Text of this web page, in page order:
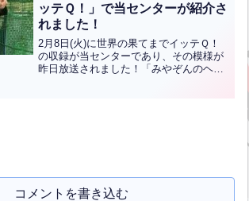
ッテＱ！」で当センターが紹介さ
れました！
2月8日(火)に世界の果てまでイッテＱ！
の収録が当センターであり、その模様が
昨日放送されました！「みやぞんのヘリ
コメントを書き込む